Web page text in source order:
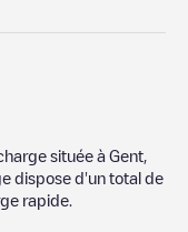
située à Gent
dispose d'un total de
rapide.